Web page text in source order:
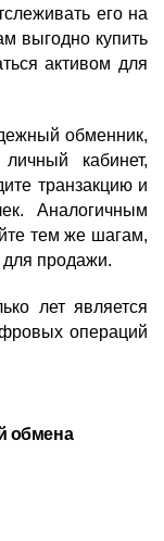
его на
выгодно купить
активом для
обменник,
кабинет,
транзакцию и
Аналогичным
тем же шагам,
продажи.
лет является
операций
обмена